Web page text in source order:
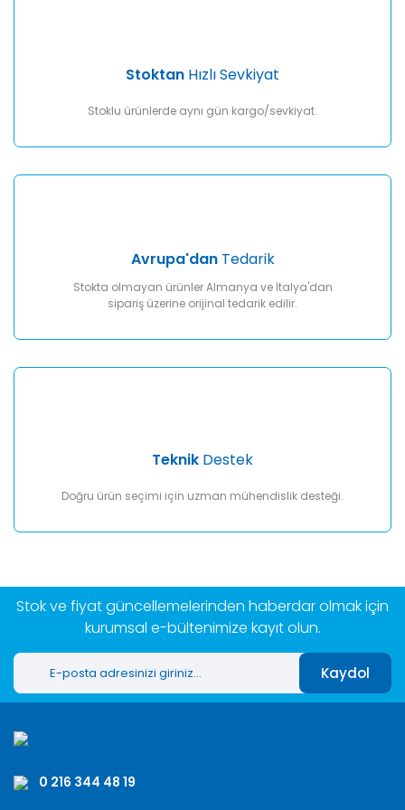
Stoktan Hızlı Sevkiyat
Stoklu ürünlerde aynı gün kargo/sevkiyat.
Avrupa'danTedarik
Stokta olmayan ürünler Almanya ve İtalya'dan
sipariş üzerine orijinal tedarik edilir.
Teknik Destek
Doğru ürün seçimi için uzman mühendislik desteği.
Stok ve fiyat güncellemelerinden haberdar olmak için
kurumsal e-bültenimize kayıt olun.
Kaydol
0 216 344 48 19